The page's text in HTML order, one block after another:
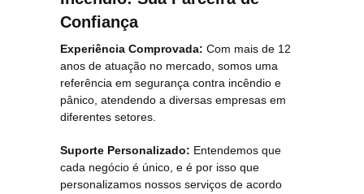
Confiança
Experiência Comprovada: Com mais de 12
anos de atuação no mercado, somos uma
referência em segurança contra incêndio e
pânico, atendendo a diversas empresas em
diferentes setores.
Suporte Personalizado: Entendemos que
cada negócio é único, e é por isso que
personalizamos nossos serviços de acordo